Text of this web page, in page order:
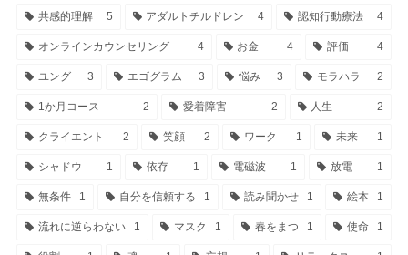
共感的理解 5 アダルトチルドレン 4 認知行動療法 4
オンラインカウンセリング 4 お金 4 評価 4
ユング 3 エゴグラム 3 悩み 3 モラハラ 2
1か月コース 2 愛着障害 2 人生 2
クライエント 2 笑顔 2 ワーク 1 未来 1
シャドウ 1 依存 1 電磁波 1 放電 1
無条件 1 自分を信頼する 1 読み聞かせ 1 絵本 1
流れに逆らわない 1 マスク 1 春をまつ 1 使命 1